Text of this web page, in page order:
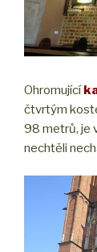
Ohromující
čtvrtým
98 metrů, je
nechtěli